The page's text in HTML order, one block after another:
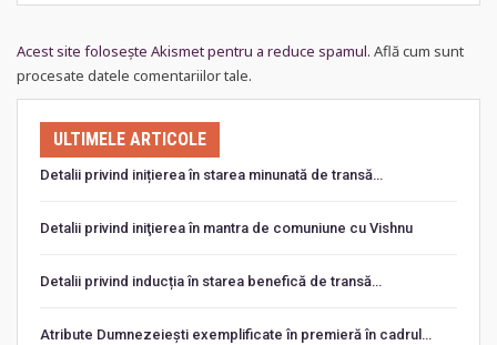
Acest site folosește Akismet pentru a reduce spamul. Află cum sunt
procesate datele comentariilor tale.
ULTIMELE ARTICOLE
Detalii privind inițierea în starea minunată de transă…
Detalii privind iniţierea în mantra de comuniune cu Vishnu
Detalii privind inducția în starea benefică de transă…
Atribute Dumnezeiești exemplificate în premieră în cadrul…